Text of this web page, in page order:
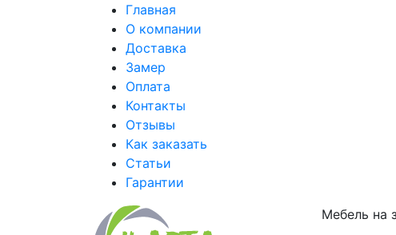
Главная
О компании
Доставка
Замер
Оплата
Контакты
Отзывы
Как заказать
Статьи
Гарантии
Мебель на